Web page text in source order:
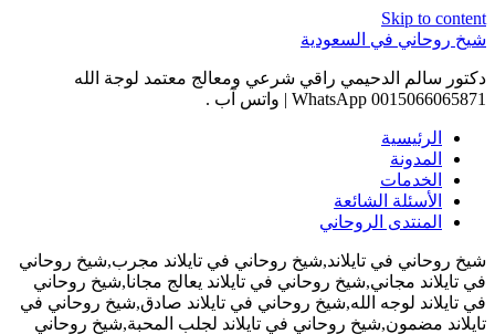
Skip to content
شيخ روحاني في السعودية
دكتور سالم الدحيمي راقي شرعي ومعالج معتمد لوجة الله
0015066065871 WhatsApp | واتس آب .
الرئيسية
المدونة
الخدمات
الأسئلة الشائعة
المنتدى الروحاني
شيخ روحاني في تايلاند,شيخ روحاني في تايلاند مجرب,شيخ روحاني
في تايلاند مجاني,شيخ روحاني في تايلاند يعالج مجانا,شيخ روحاني
في تايلاند لوجه الله,شيخ روحاني في تايلاند صادق,شيخ روحاني في
تايلاند مضمون,شيخ روحاني في تايلاند لجلب المحبة,شيخ روحاني